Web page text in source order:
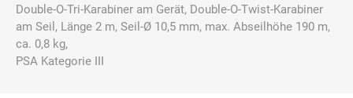
Double-O-Tri-Karabiner am Gerät, Double-O-Twist-Karabiner
am Seil, Länge 2 m, Seil-Ø 10,5 mm, max. Abseilhöhe 190 m,
ca. 0,8 kg,
PSA Kategorie III